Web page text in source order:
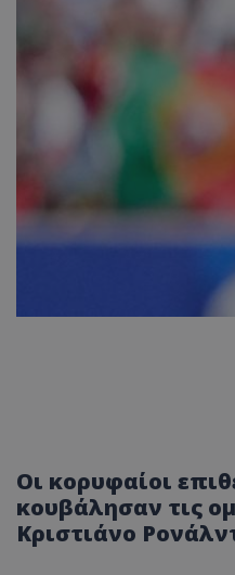
Οι κορυφαίοι
κουβάλησαν τις
Κριστιάνο